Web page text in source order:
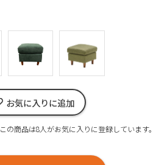
お気に入りに追加
この商品は8人がお気に入りに登録しています。